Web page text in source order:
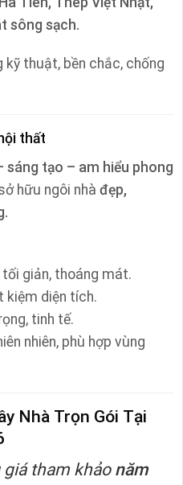
sông sạch.
thuật, bền chắc, chống
thất
sáng tạo – am hiểu phong
hữu ngôi nhà đẹp,
giản, thoáng mát.
diện tích.
tinh tế.
nhiên, phù hợp vùng
Nhà Trọn Gói Tại
giá tham khảo năm